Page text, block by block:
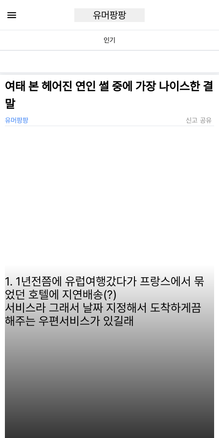
유머팡팡
인기
여태 본 헤어진 연인 썰 중에 가장 나이스한 결
말
유머팡팡 신고 공유
1. 1년전쯤에 유럽여행갔다가 프랑스에서 묶
었던 호텔에 지연배송(?)
서비스라 그래서 날짜 지정해서 도착하게끔
해주는 우편서비스가 있길래